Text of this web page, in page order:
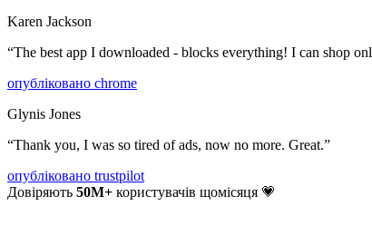
Karen Jackson
“The best app I downloaded - blocks everything! I can shop
опубліковано chrome
Glynis Jones
“Thank you, I was so tired of ads, now no more. Great.”
опубліковано trustpilot
Довіряють 50M+ користувачів щомісяця 💗